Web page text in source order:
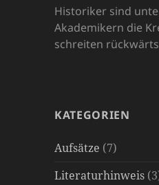
Historiker sind
Akademikern die
schreiten
KATEGORIEN
Aufsätze (7)
Literaturhinweis